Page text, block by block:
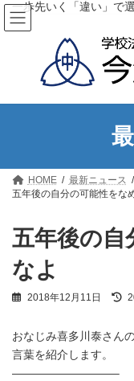
コ
ン
テ
キ
ナ
ビ
ゲ
に
一歩先いく「違い」で
HOME 最新ニュース
五年後の自分の可能性をな
五年後の自
なよ
2018年12月11日
おなじみ喜多川泰さん
言葉を紹介します。
—————————–